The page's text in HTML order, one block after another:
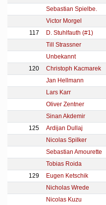
Sebastian Spielbe.
Victor Morgel
117
D. Stuhlfauth (#1)
Till Strassner
Unbekannt
120
Christoph Kacmarek
Jan Hellmann
Lars Karr
Oliver Zentner
Sinan Akdemir
125
Ardijan Dullaj
Nicolas Spilker
Sebastian Amourette
Tobias Roida
129
Eugen Ketschik
Nicholas Wrede
Nicolas Kuzu